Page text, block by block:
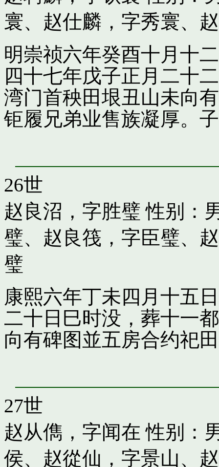
寰、 赵仕麟，字秀寰、
明崇祯六年癸酉十月十
四十七年戊子正月二十
湾门首秧田垠丑山未向
钜履兄弟业售族凝厚。
26世
赵良沼，字胜璧 性别：
璧、 赵良筏，字臣璧、
璧
康熙六年丁未四月十五
二十日巳时没，葬十一
向有碑图並五房合约祀
27世
赵从儁，字闻在 性别：
侯、 赵從仙，字景山、